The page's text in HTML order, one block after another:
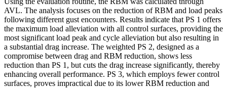
AVL. The analysis focuses on the reduction of RBM and load peaks
following different gust encounters. Results indicate that PS 1 offers
the maximum load alleviation with all control surfaces, providing the
most significant load peak and cycle alleviation but also resulting in
a substantial drag increase. The weighted PS 2, designed as a
compromise between drag and RBM reduction, shows less
reduction than PS 1, but cuts the drag increase significantly, thereby
enhancing overall performance. PS 3, which employs fewer control
surfaces, proves impractical due to its lower RBM reduction and